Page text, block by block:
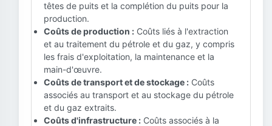
têtes de puits et la complétion du puits pour la
production.
Coûts de production : Coûts liés à l'extraction
et au traitement du pétrole et du gaz, y compris
les frais d'exploitation, la maintenance et la
main-d'œuvre.
Coûts de transport et de stockage : Coûts
associés au transport et au stockage du pétrole
et du gaz extraits.
Coûts d'infrastructure : Coûts associés à la